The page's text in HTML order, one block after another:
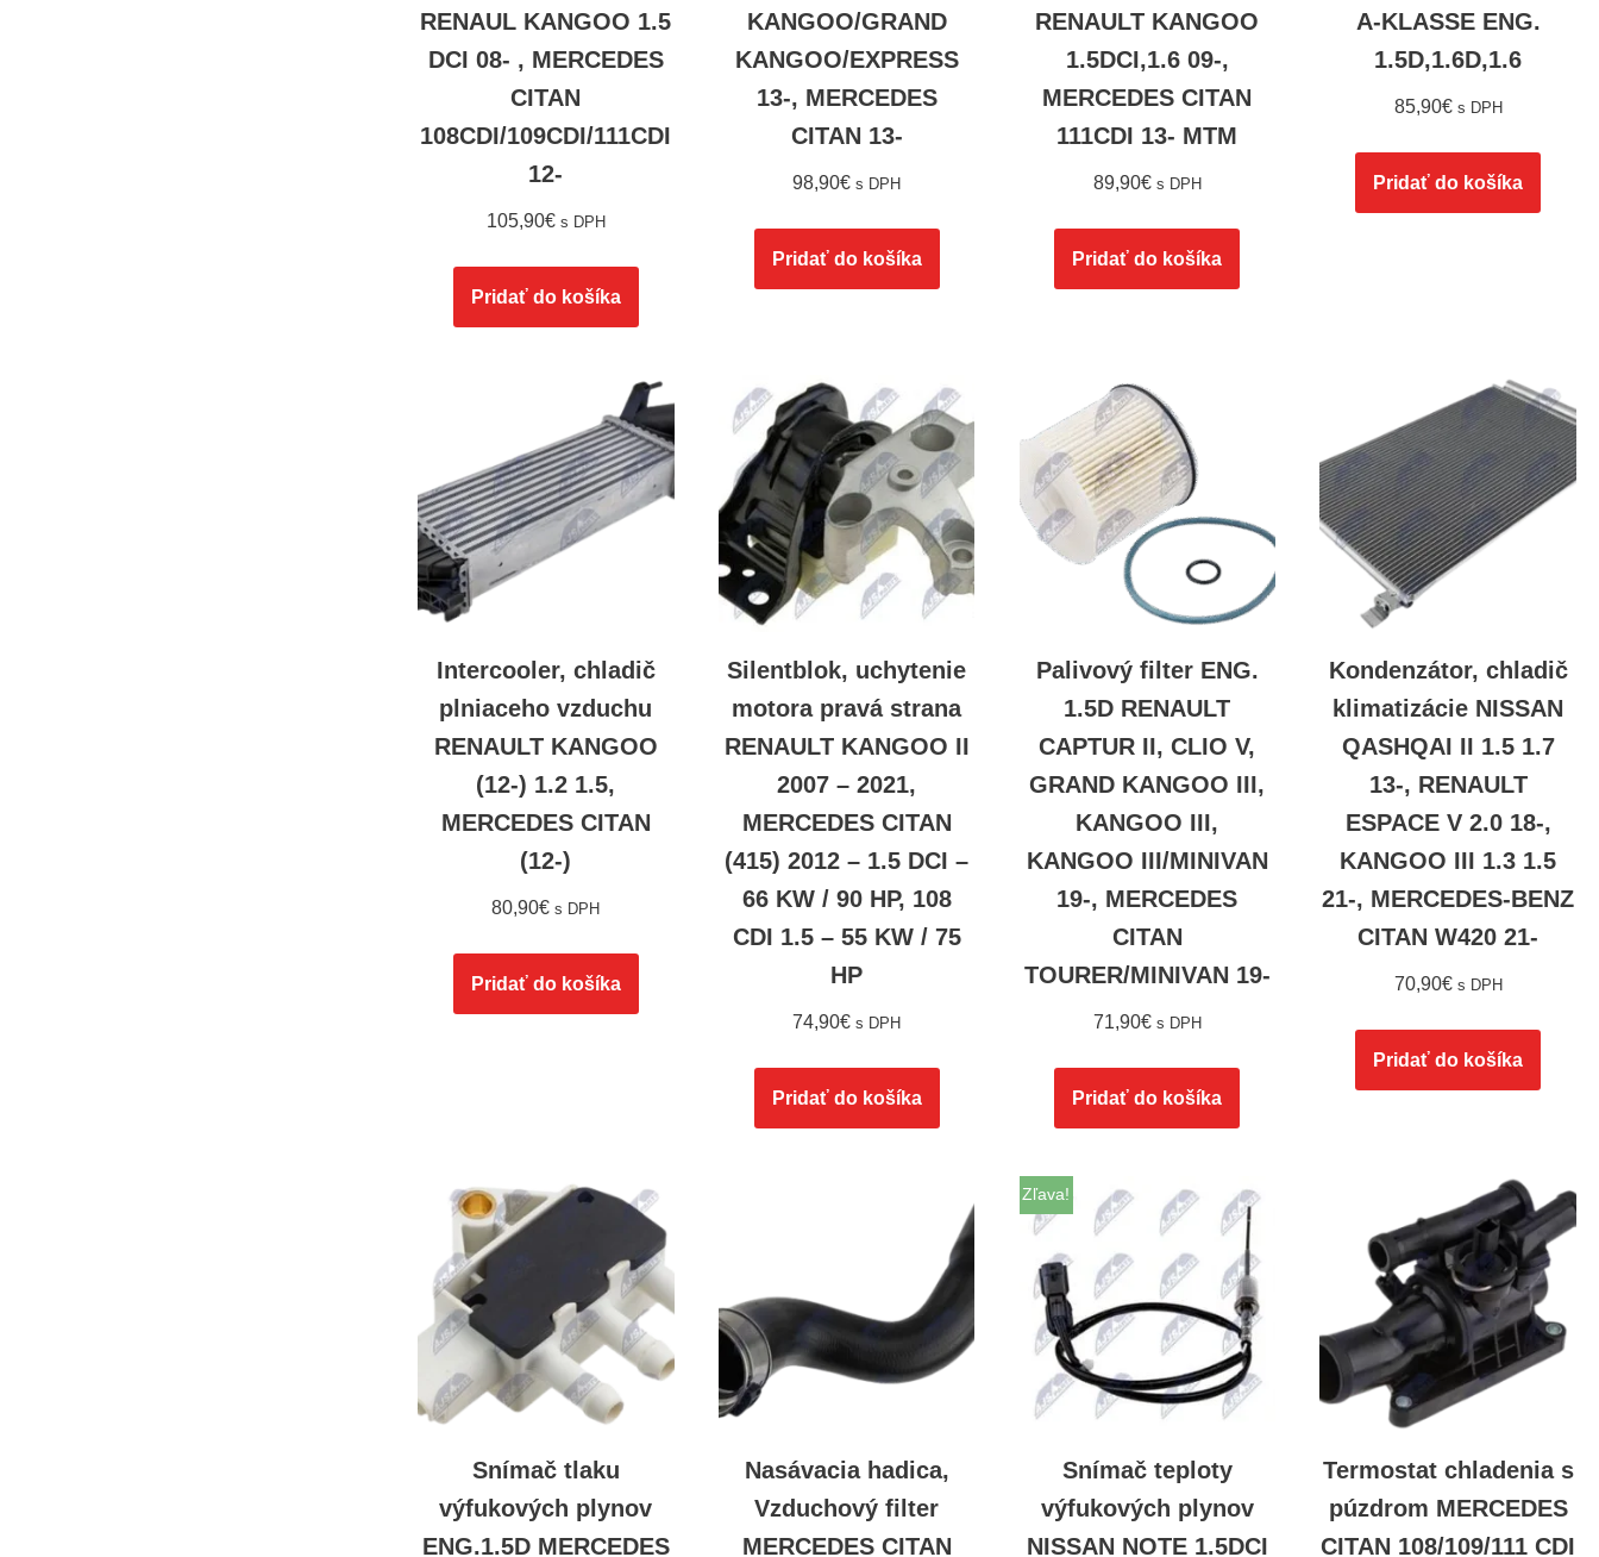
RENAUL KANGOO 1.5
DCI 08- , MERCEDES
CITAN
108CDI/109CDI/111CDI
12-
105,90€ s DPH
Pridať do košíka
KANGOO/GRAND
KANGOO/EXPRESS
13-, MERCEDES
CITAN 13-
98,90€ s DPH
Pridať do košíka
RENAULT KANGOO
1.5DCI,1.6 09-,
MERCEDES CITAN
111CDI 13- MTM
89,90€ s DPH
Pridať do košíka
A-KLASSE ENG.
1.5D,1.6D,1.6
85,90€ s DPH
Pridať do košíka
Intercooler, chladič
plniaceho vzduchu
RENAULT KANGOO
(12-) 1.2 1.5,
MERCEDES CITAN
(12-)
80,90€ s DPH
Pridať do košíka
Silentblok, uchytenie
motora pravá strana
RENAULT KANGOO II
2007 – 2021,
MERCEDES CITAN
(415) 2012 – 1.5 DCI –
66 KW / 90 HP, 108
CDI 1.5 – 55 KW / 75
HP
74,90€ s DPH
Pridať do košíka
Palivový filter ENG.
1.5D RENAULT
CAPTUR II, CLIO V,
GRAND KANGOO III,
KANGOO III,
KANGOO III/MINIVAN
19-, MERCEDES
CITAN
TOURER/MINIVAN 19-
71,90€ s DPH
Pridať do košíka
Kondenzátor, chladič
klimatizácie NISSAN
QASHQAI II 1.5 1.7
13-, RENAULT
ESPACE V 2.0 18-,
KANGOO III 1.3 1.5
21-, MERCEDES-BENZ
CITAN W420 21-
70,90€ s DPH
Pridať do košíka
Snímač tlaku
výfukových plynov
ENG.1.5D MERCEDES
Nasávacia hadica,
Vzduchový filter
MERCEDES CITAN
Zľava!
Snímač teploty
výfukových plynov
NISSAN NOTE 1.5DCI
Termostat chladenia s
púzdrom MERCEDES
CITAN 108/109/111 CDI